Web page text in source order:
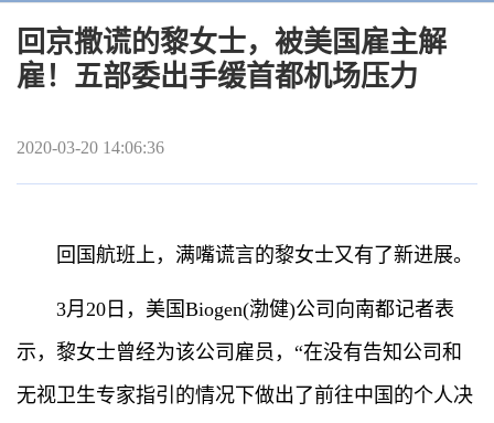
回京撒谎的黎女士，被美国雇主解
雇！五部委出手缓首都机场压力
2020-03-20 14:06:36
回国航班上，满嘴谎言的黎女士又有了新进展。
3月20日，美国Biogen(渤健)公司向南都记者表
示，黎女士曾经为该公司雇员，“在没有告知公司和
无视卫生专家指引的情况下做出了前往中国的个人决